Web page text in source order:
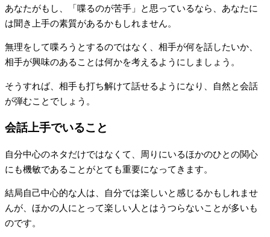
あなたがもし、「喋るのが苦手」と思っているなら、あなたに
は聞き上手の素質があるかもしれません。
無理をして喋ろうとするのではなく、相手が何を話したいか、
相手が興味のあることは何かを考えるようにしましょう。
そうすれば、相手も打ち解けて話せるようになり、自然と会話
が弾むことでしょう。
会話上手でいること
自分中心のネタだけではなくて、周りにいるほかのひとの関心
にも機敏であることがとても重要になってきます。
結局自己中心的な人は、自分では楽しいと感じるかもしれませ
んが、ほかの人にとって楽しい人とはうつらないことが多いも
のです。